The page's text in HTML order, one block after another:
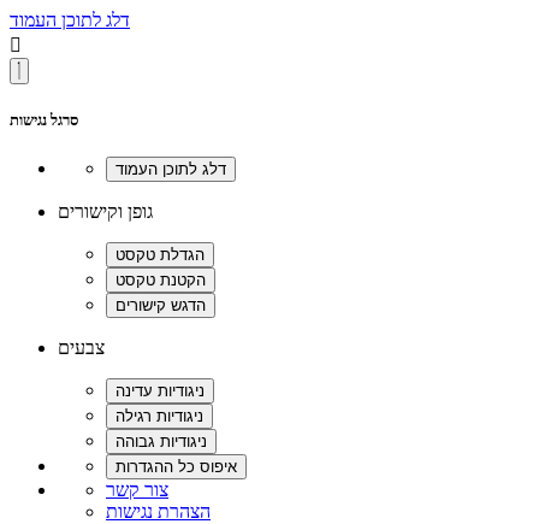
דלג לתוכן העמוד

סרגל נגישות
גופן וקישורים
צבעים
צור קשר
הצהרת נגישות